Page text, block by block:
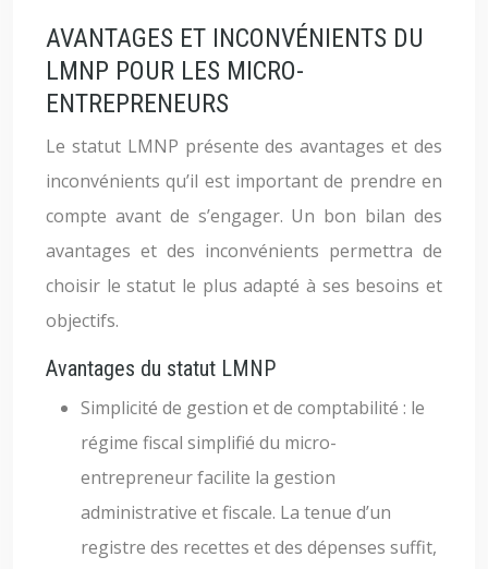
AVANTAGES ET INCONVÉNIENTS DU
LMNP POUR LES MICRO-
ENTREPRENEURS
Le statut LMNP présente des avantages et des
inconvénients qu’il est important de prendre en
compte avant de s’engager. Un bon bilan des
avantages et des inconvénients permettra de
choisir le statut le plus adapté à ses besoins et
objectifs.
Avantages du statut LMNP
Simplicité de gestion et de comptabilité : le
régime fiscal simplifié du micro-
entrepreneur facilite la gestion
administrative et fiscale. La tenue d’un
registre des recettes et des dépenses suffit,